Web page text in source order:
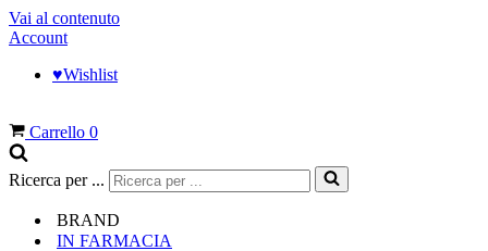
Vai al contenuto
Account
♥︎Wishlist
Carrello 0
Ricerca per ...
BRAND
IN FARMACIA